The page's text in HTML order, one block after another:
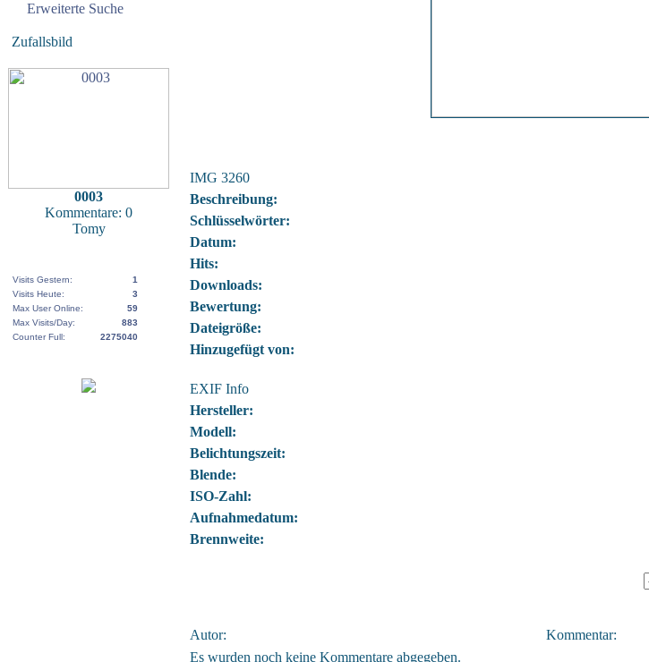
Erweiterte Suche
Zufallsbild
0003
Kommentare: 0
Tomy
Visits Gestern:
1
Visits Heute:
3
Max User Online:
59
Max Visits/Day:
883
Counter Full:
2275040
IMG 3260
Beschreibung:
Schlüsselwörter:
Datum:
Hits:
Downloads:
Bewertung:
Dateigröße:
Hinzugefügt von:
EXIF Info
Hersteller:
Modell:
Belichtungszeit:
Blende:
ISO-Zahl:
Aufnahmedatum:
Brennweite:
Autor:
Kommentar:
Es wurden noch keine Kommentare abgegeben.